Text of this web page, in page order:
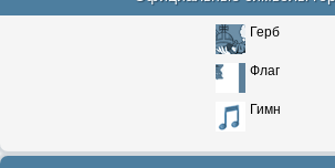
Герб
Флаг
Гимн